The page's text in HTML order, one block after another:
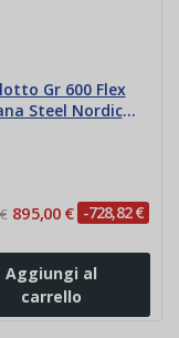
Gr 600 Flex
Steel Nordic
895,00 € -728,82 €
Aggiungi al
carrello